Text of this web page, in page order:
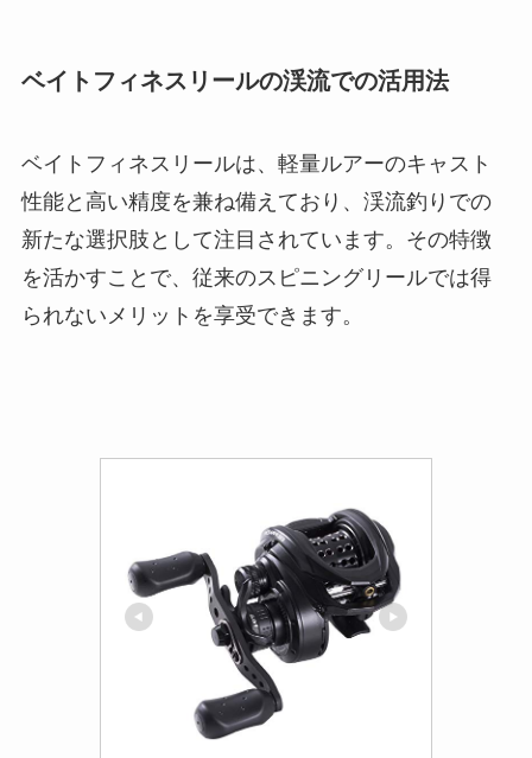
ベイトフィネスリールの渓流での活用法
ベイトフィネスリールは、軽量ルアーのキャスト
性能と高い精度を兼ね備えており、渓流釣りでの
新たな選択肢として注目されています。その特徴
を活かすことで、従来のスピニングリールでは得
られないメリットを享受できます。